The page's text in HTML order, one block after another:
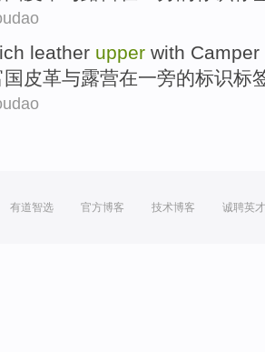
leather upper with Camper
皮革与露营在一旁的标识标
有道智选 官方博客 技术博客 诚聘英才